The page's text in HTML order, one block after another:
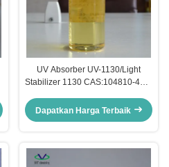
UV Absorber UV-1130/Light
Stabilizer 1130 CAS:104810-48-2
Dapatkan Harga Terbaik